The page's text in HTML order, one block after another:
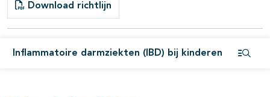
Download richtlijn
Inflammatoire darmziekten (IBD) bij kinderen
open- en dichtklappen